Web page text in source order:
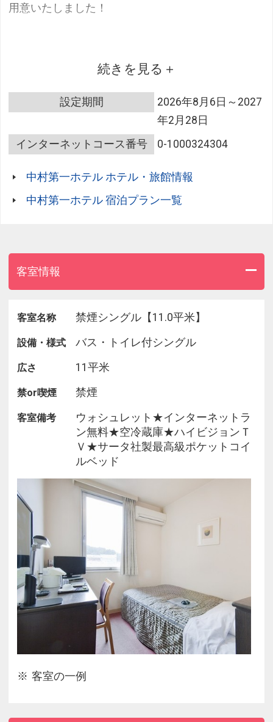
用意いたしました！
□駐車場無料♪
□加湿機能付空気清浄機
□Ｗｉ-Ｆｉ全室完備（無料）
□テレビ
□全室サータ社製ポケットコイルベッド(寝心地が非
常にソフト)
□空冷蔵庫全室完備（騒音のオン・オフスイッチ
□使い捨てスリッパ♪
□コインランドリー
□電子レンジ
続きを見る
設定期間
2026年8月6日～2027
年2月28日
インターネットコース番号
0-1000324304
中村第一ホテル ホテル・旅館情報
中村第一ホテル 宿泊プラン一覧
客室情報
客室名称 禁煙シングル【11.0平米】
設備・様式 バス・トイレ付シングル
広さ 11平米
禁or喫煙 禁煙
客室備考
ウォシュレット★インターネットラ
ン無料★空冷蔵庫★ハイビジョンＴ
Ｖ★サータ社製最高級ポケットコイ
ルベッド
客室の一例